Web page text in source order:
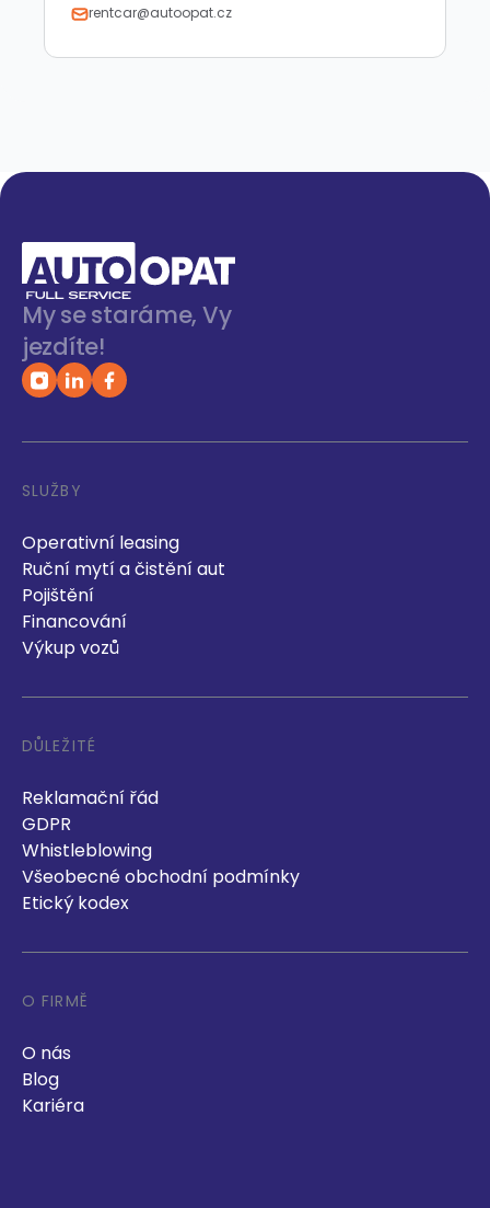
rentcar@autoopat.cz
My se staráme, Vy
jezdíte!
SLUŽBY
Operativní leasing
Ruční mytí a čistění aut
Pojištění
Financování
Výkup vozů
DŮLEŽITÉ
Reklamační řád
GDPR
Whistleblowing
Všeobecné obchodní podmínky
Etický kodex
O FIRMĚ
O nás
Blog
Kariéra